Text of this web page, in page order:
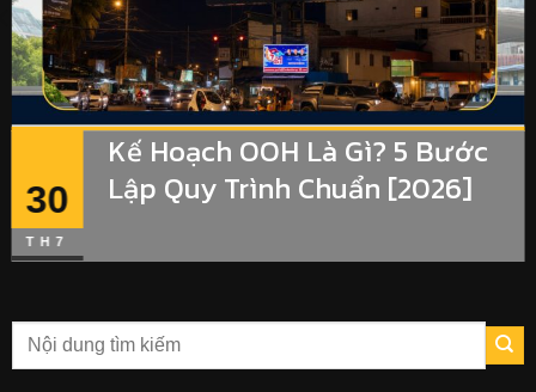
30
TH7
Kế Hoạch OOH Là Gì? 5 Bước
Lập Quy Trình Chuẩn [2026]